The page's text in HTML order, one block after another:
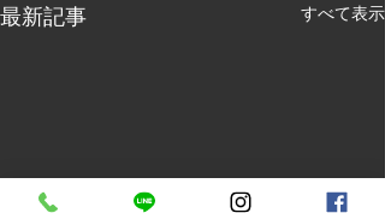
最新記事 すべて表示